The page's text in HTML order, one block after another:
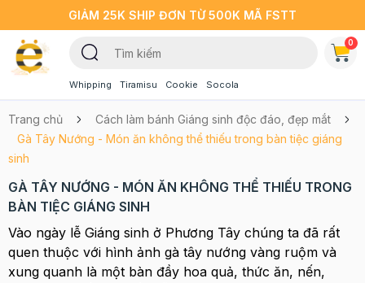
GIẢM 25K SHIP ĐƠN TỪ 500K MÃ FSTT
Whipping Tiramisu Cookie Socola
0
Trang chủ
Cách làm bánh Giáng sinh độc đáo, đẹp mắt
Gà Tây Nướng - Món ăn không thể thiếu trong bàn tiệc giáng
sinh
GÀ TÂY NƯỚNG - MÓN ĂN KHÔNG THỂ THIẾU TRONG
BÀN TIỆC GIÁNG SINH
Vào ngày lễ Giáng sinh ở Phương Tây chúng ta đã rất
quen thuộc với hình ảnh gà tây nướng vàng ruộm và
xung quanh là một bàn đầy hoa quả, thức ăn, nến,